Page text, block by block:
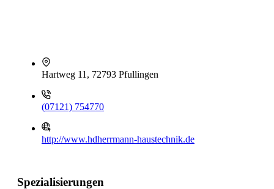
Hartweg 11, 72793 Pfullingen
(07121) 754770
http://www.hdherrmann-haustechnik.de
Spezialisierungen